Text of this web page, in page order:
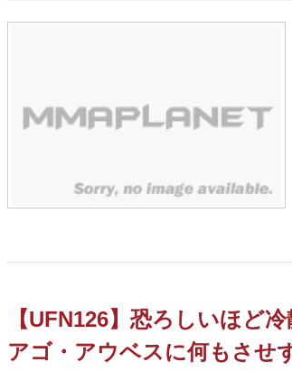
【UFN126】恐ろしいほど
アゴ・アウベスに何もさせ